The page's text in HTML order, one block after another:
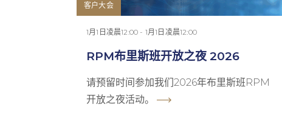
客户大会
1月1日凌晨12:00 - 1月1日凌晨12:00
RPM布里斯班开放之夜 2026
请预留时间参加我们2026年布里斯班RPM
开放之夜活动。